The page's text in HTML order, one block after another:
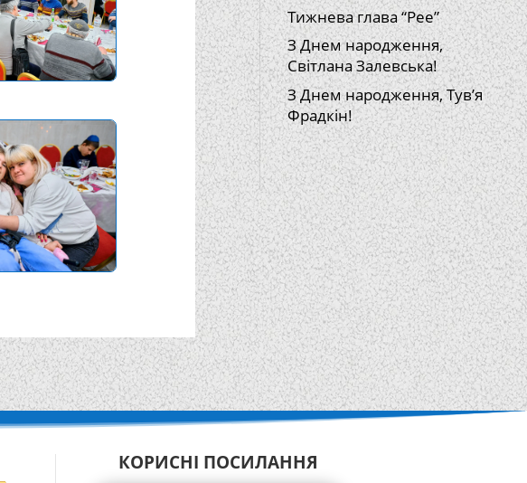
Тижнева глава “Рее”
З Днем народження,
Світлана Залевська!
З Днем народження, Тув’я
Фрадкін!
КОРИСНІ ПОСИЛАННЯ